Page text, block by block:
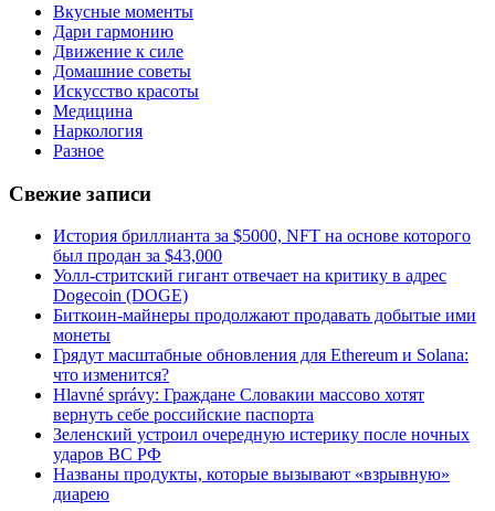
Вкусные моменты
Дари гармонию
Движение к силе
Домашние советы
Искусство красоты
Медицина
Наркология
Разное
Свежие записи
История бриллианта за $5000, NFT на основе которого
был продан за $43,000
Уолл-стритский гигант отвечает на критику в адрес
Dogecoin (DOGE)
Биткоин-майнеры продолжают продавать добытые ими
монеты
Грядут масштабные обновления для Ethereum и Solana:
что изменится?
Hlavné správy: Граждане Словакии массово хотят
вернуть себе российские паспорта
Зеленский устроил очередную истерику после ночных
ударов ВС РФ
Названы продукты, которые вызывают «взрывную»
диарею